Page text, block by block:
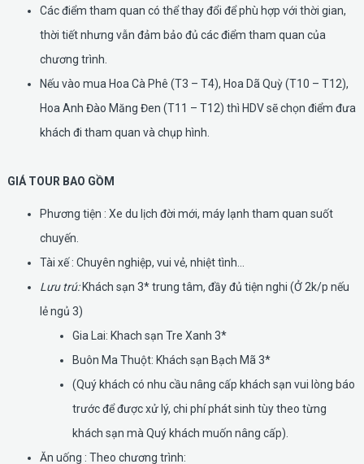
Các điểm tham quan có thể thay đổi để phù hợp với thời gian,
thời tiết nhưng vẫn đảm bảo đủ các điểm tham quan của
chương trình.
Nếu vào mua Hoa Cà Phê (T3 – T4), Hoa Dã Quỳ (T10 – T12),
Hoa Anh Đào Măng Đen (T11 – T12) thì HDV sẽ chọn điểm đưa
khách đi tham quan và chụp hình.
GIÁ TOUR BAO GỒM
Phương tiện : Xe du lịch đời mới, máy lạnh tham quan suốt
chuyến.
Tài xế : Chuyên nghiệp, vui vẻ, nhiệt tình...
Lưu trú:Khách sạn 3* trung tâm, đầy đủ tiện nghi (Ở 2k/p nếu
lẻ ngủ 3)
Gia Lai: Khach sạn Tre Xanh 3*
Buôn Ma Thuột: Khách sạn Bạch Mã 3*
(Quý khách có nhu cầu nâng cấp khách sạn vui lòng báo
trước để được xử lý, chi phí phát sinh tùy theo từng
khách sạn mà Quý khách muốn nâng cấp).
Ăn uống : Theo chương trình: